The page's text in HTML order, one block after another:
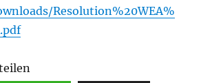
Resolution%20WEA%